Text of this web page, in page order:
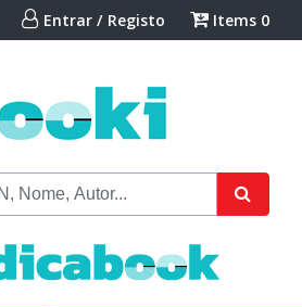
Entrar / Registo Items 0